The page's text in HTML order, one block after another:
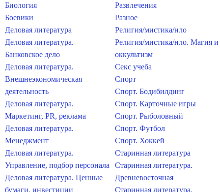
Биология
Боевики
Деловая литература
Деловая литература.
Банковское дело
Деловая литература.
Внешнеэкономическая
деятельность
Деловая литература.
Маркетинг, PR, реклама
Деловая литература.
Менеджмент
Деловая литература.
Управление, подбор персонала
Деловая литература. Ценные
бумаги, инвестиции
Развлечения
Разное
Религия/мистика/нло
Религия/мистика/нло. Магия и
оккультизм
Секс учеба
Спорт
Спорт. Бодибилдинг
Спорт. Карточные игры
Спорт. Рыболовный
Спорт. Футбол
Спорт. Хоккей
Старинная литература
Старинная литература.
Древневосточная
Старинная литература.